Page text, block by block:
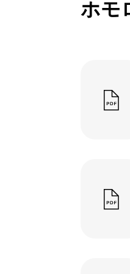
ホモ